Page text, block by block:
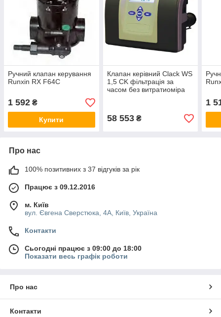
Ручний клапан керування
Runxin RX F64C
1 592 ₴
Купити
Клапан керівний Clack WS
1,5 CK фільтрація за
часом без витратиоміра
58 553₴
1
Про нас
100% позитивних з 37 відгуків за рік
Працює з 09.12.2016
м. Київ
вул. Євгена Сверстюка, 4А, Київ, Україна
Контакти
Сьогодні працює з 09:00 до 18:00
Показати весь графік роботи
Про нас
Контакти